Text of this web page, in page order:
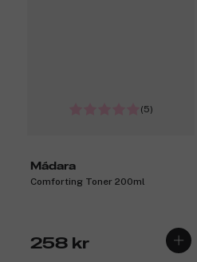
(5)
Mádara
Comforting Toner 200ml
258 kr